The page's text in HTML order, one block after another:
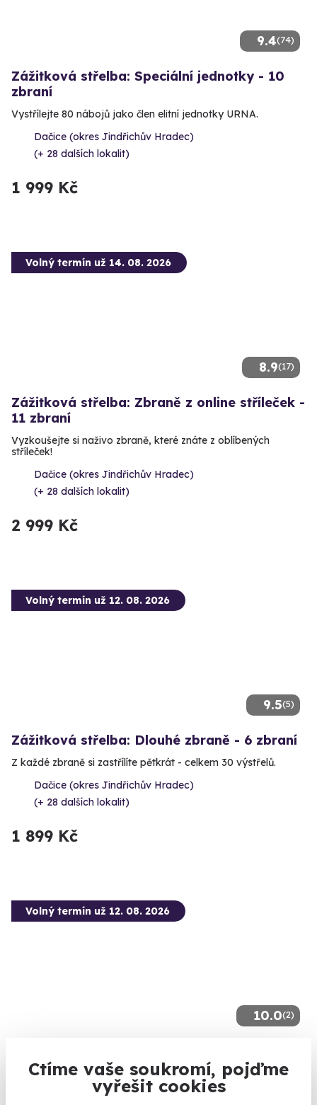
Ctíme vaše soukromí, pojďme
vyřešit cookies
9.4(74)
Zážitková střelba: Speciální jednotky - 10
zbraní
Vystřílejte 80 nábojů jako člen elitní jednotky URNA.
Dačice (okres Jindřichův Hradec)
(+ 28 dalších lokalit)
1 999 Kč
8.9(17)
Volný termín už 14. 08. 2026
Zážitková střelba: Zbraně z online stříleček -
11 zbraní
Vyzkoušejte si naživo zbraně, které znáte z oblíbených
stříleček!
Dačice (okres Jindřichův Hradec)
(+ 28 dalších lokalit)
2 999 Kč
9.5(5)
Volný termín už 12. 08. 2026
Zážitková střelba: Dlouhé zbraně - 6 zbraní
Z každé zbraně si zastřílíte pětkrát - celkem 30 výstřelů.
Dačice (okres Jindřichův Hradec)
(+ 28 dalších lokalit)
1 899 Kč
10.0(2)
Volný termín už 12. 08. 2026
Čeká vás 60 výstřelů!
Dačice (okres Jindřichův Hradec)